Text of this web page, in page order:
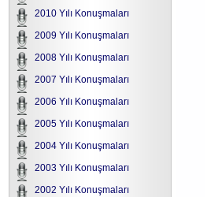
2010 Yılı Konuşmaları
2009 Yılı Konuşmaları
2008 Yılı Konuşmaları
2007 Yılı Konuşmaları
2006 Yılı Konuşmaları
2005 Yılı Konuşmaları
2004 Yılı Konuşmaları
2003 Yılı Konuşmaları
2002 Yılı Konuşmaları